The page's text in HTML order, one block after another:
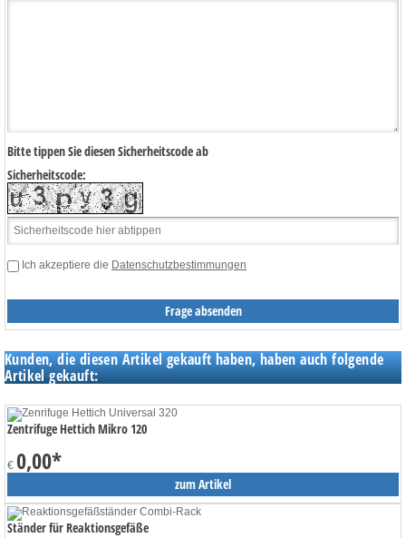
Bitte tippen Sie diesen Sicherheitscode ab
Sicherheitscode:
Ich akzeptiere die Datenschutzbestimmungen
Kunden, die diesen Artikel gekauft haben, haben auch folgende
Artikel gekauft:
Zentrifuge Hettich Mikro 120
€ 0,00*
zum Artikel
Ständer für Reaktionsgefäße